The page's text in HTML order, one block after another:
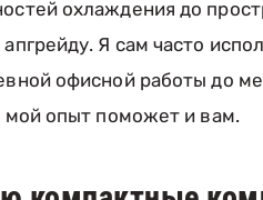
охлаждения до
Я сам часто
офисной работы до
мой опыт поможет и вам.